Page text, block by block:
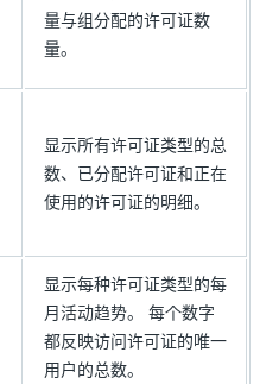
量与组分配的许可证数
量。
显示所有许可证类型的总
数、已分配许可证和正在
使用的许可证的明细。
显示每种许可证类型的每
月活动趋势。 每个数字
都反映访问许可证的唯一
用户的总数。